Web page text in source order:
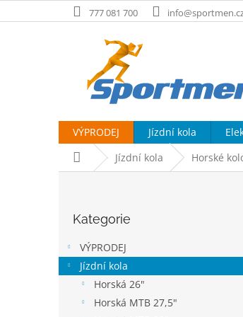
na
777 081 700
VÝPRODEJ Jízdní kola
Domů Jízdní kola Horské
a
n
kategorie
Kategorie
VÝPRODEJ
Jízdní kola
Horská 26"
Horská MTB 27,5"